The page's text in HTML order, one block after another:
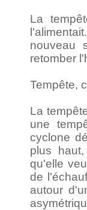
La
nouveau
retomber
Tempête,
La
une
cyclone
plus
qu'elle
de
autour